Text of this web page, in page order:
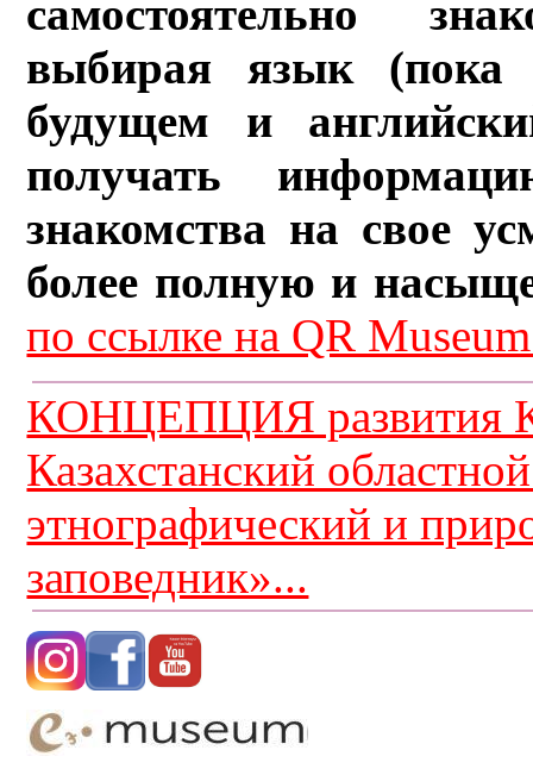
самостоятельно
выбирая язык (пока
будущем и
получать
знакомства на свое
более полную и
по ссылке на QR
КОНЦЕПЦИЯ развития
Казахстанский
этнографический и
заповедник»...